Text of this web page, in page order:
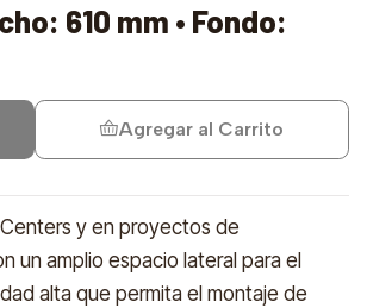
610 mm • Fondo:
Agregar al Carrito
y en proyectos de
un amplio espacio lateral para el
alta que permita el montaje de